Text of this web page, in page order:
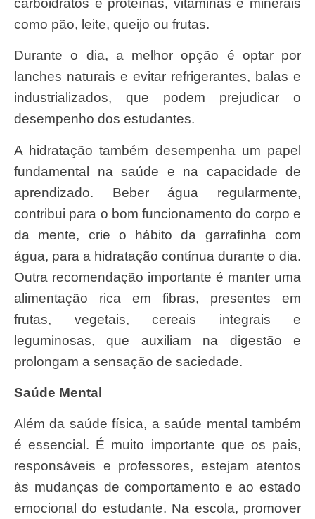
carboidratos e proteínas, vitaminas e minerais
como pão, leite, queijo ou frutas.
Durante o dia, a melhor opção é optar por
lanches naturais e evitar refrigerantes, balas e
industrializados, que podem prejudicar o
desempenho dos estudantes.
A hidratação também desempenha um papel
fundamental na saúde e na capacidade de
aprendizado. Beber água regularmente,
contribui para o bom funcionamento do corpo e
da mente, crie o hábito da garrafinha com
água, para a hidratação contínua durante o dia.
Outra recomendação importante é manter uma
alimentação rica em fibras, presentes em
frutas, vegetais, cereais integrais e
leguminosas, que auxiliam na digestão e
prolongam a sensação de saciedade.
Saúde Mental
Além da saúde física, a saúde mental também
é essencial. É muito importante que os pais,
responsáveis e professores, estejam atentos
às mudanças de comportamento e ao estado
emocional do estudante. Na escola, promover